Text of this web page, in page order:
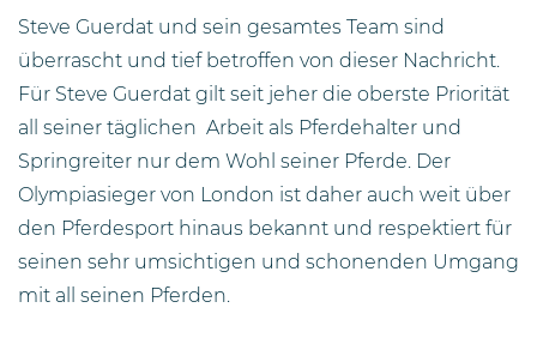
Steve Guerdat und sein gesamtes Team sind
überrascht und tief betroffen von dieser Nachricht.
Für Steve Guerdat gilt seit jeher die oberste Priorität
all seiner täglichen Arbeit als Pferdehalter und
Springreiter nur dem Wohl seiner Pferde. Der
Olympiasieger von London ist daher auch weit über
den Pferdesport hinaus bekannt und respektiert für
seinen sehr umsichtigen und schonenden Umgang
mit all seinen Pferden.